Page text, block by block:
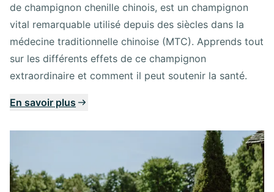
de champignon chenille chinois, est un champignon
vital remarquable utilisé depuis des siècles dans la
médecine traditionnelle chinoise (MTC). Apprends tout
sur les différents effets de ce champignon
extraordinaire et comment il peut soutenir la santé.
En savoir plus